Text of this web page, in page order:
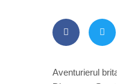
Aventurierul